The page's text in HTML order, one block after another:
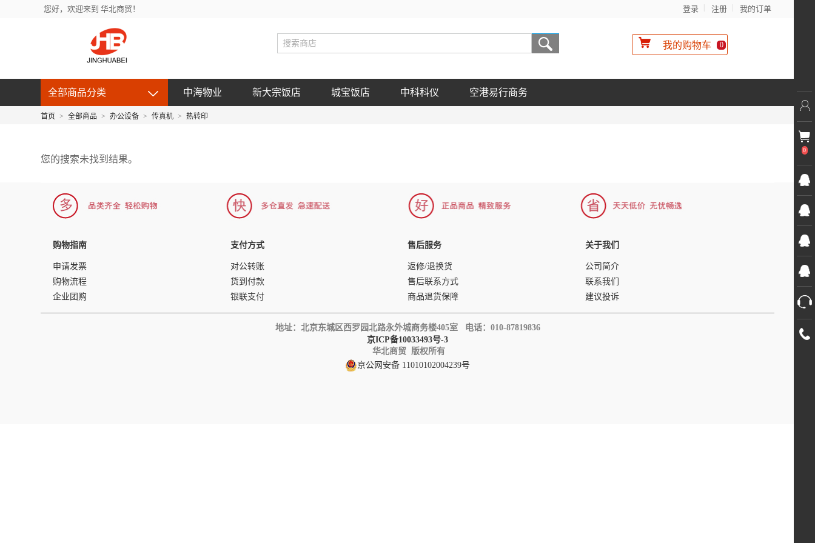
您好，欢迎来到 华北商贸！ 登录 注册 我的订单
我的购物车 0
全部商品分类 中海物业 新大宗饭店 城宝饭店 中科科仪 空港易行商务
首页 > 全部商品 > 办公设备 > 传真机 > 热转印
您的搜索未找到结果。
0
购物指南
申请发票
购物流程
企业团购
支付方式
对公转账
货到付款
银联支付
售后服务
返修/退换货
售后联系方式
商品退货保障
关于我们
公司简介
联系我们
建议投诉
地址：北京东城区西罗园北路永外城商务楼405室 电话：010-87819836
京ICP备10033493号-3
华北商贸 版权所有
京公网安备 11010102004239号